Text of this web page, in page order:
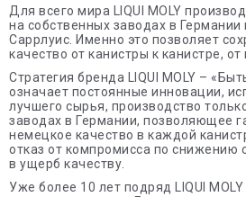
Для всего мира LIQUI MOLY
на собственных заводах в Германии
Саррлуис. Именно это позволяет
качество от канистры к канистре, от
Стратегия бренда LIQUI MOLY –
означает постоянные инновации,
лучшего сырья, производство
заводах в Германии, позволяющее
немецкое качество в каждой
отказ от компромисса по снижению
в ущерб качеству.
Уже более 10 лет подряд LIQUI